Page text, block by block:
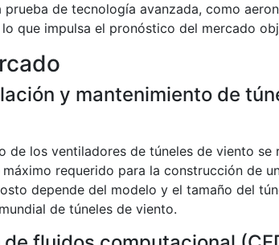
de tecnología avanzada, como
que impulsa el pronóstico del mercado
y mantenimiento de
de los ventiladores de túneles de viento se
requerido para la construcción de
depende del modelo y el tamaño del
de túneles de viento.